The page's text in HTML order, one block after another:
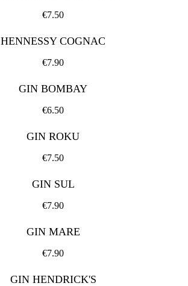
€7.50
HENNESSY COGNAC
€7.90
GIN BOMBAY
€6.50
GIN ROKU
€7.50
GIN SUL
€7.90
GIN MARE
€7.90
GIN HENDRICK'S